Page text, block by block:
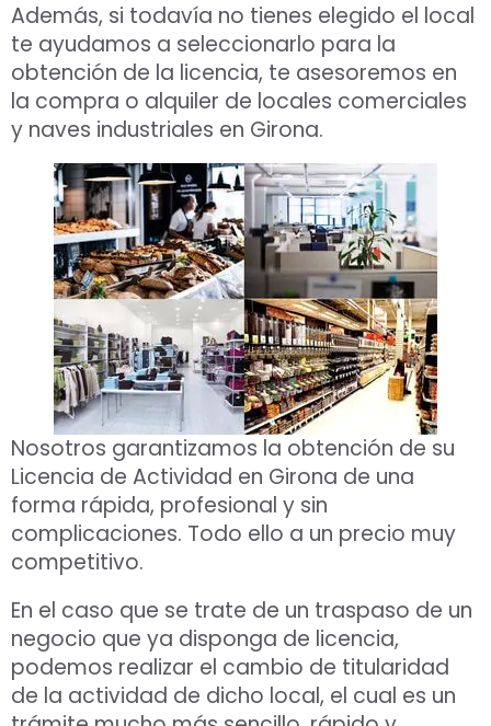
Además, si todavía no tienes elegido el local
te ayudamos a seleccionarlo para la
obtención de la licencia, te asesoremos en
la compra o alquiler de locales comerciales
y naves industriales en Girona.
Nosotros garantizamos la obtención de su
Licencia de Actividad en Girona de una
forma rápida, profesional y sin
complicaciones. Todo ello a un precio muy
competitivo.
En el caso que se trate de un traspaso de un
negocio que ya disponga de licencia,
podemos realizar el cambio de titularidad
de la actividad de dicho local, el cual es un